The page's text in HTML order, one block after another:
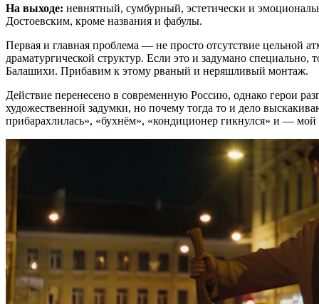
На выходе: невнятный, сумбурный, эстетически и
Достоевским, кроме названия и фабулы.
Первая и главная проблема — не просто отсутствие цельной
драматургической структур. Если это и задумано
Балашихи. Прибавим к этому рваный и неряшливый монтаж.
Действие перенесено в современную Россию, однако герои
художественной задумки, но почему тогда то и дело
прибарахлилась», «бухнём», «кондиционер гикнулся» и —